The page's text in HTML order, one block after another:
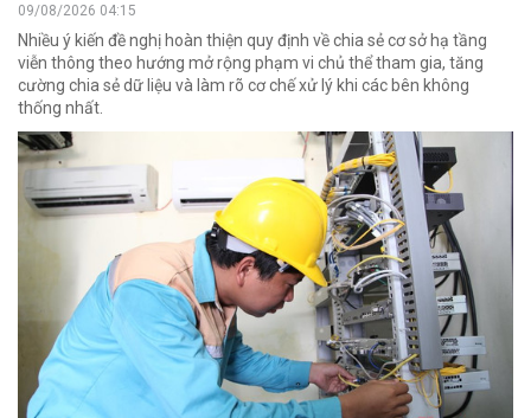
09/08/2026 04:15
Nhiều ý kiến đề nghị hoàn thiện quy định về chia sẻ cơ sở hạ tầng
viễn thông theo hướng mở rộng phạm vi chủ thể tham gia, tăng
cường chia sẻ dữ liệu và làm rõ cơ chế xử lý khi các bên không
thống nhất.